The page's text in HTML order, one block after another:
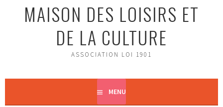
MAISON DES LOISIRS ET
DE LA CULTURE
ASSOCIATION LOI 1901
MENU